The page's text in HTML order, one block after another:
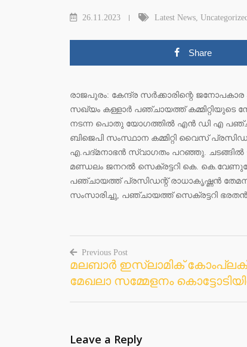
26.11.2023 Latest News,
Share
രാജപുരം: കേന്ദ്ര സർക്കാരിന്റെ
സഖ്യം കള്ളാർ പഞ്ചായത്ത് കമ്മിറ്റിയുടെ
നടന്ന പൊതു യോഗത്തിൽ എൻ ഡി എ
ബിജെപി സംസ്ഥാന കമ്മിറ്റി വൈസ്
എ.പദ്മനാഭൻ സ്വാഗതം പറഞ്ഞു. ചടങ്ങിൽ
മണ്ഡലം ജനറൽ സെക്രട്ടറി കെ.
പഞ്ചായത്ത് പ്രസിഡന്റ്‌ രാധാകൃഷ്ണൻ
സംസാരിച്ചു, പഞ്ചായത്ത് സെക്രട്ടറി
Post
navigation
Previous Post
മലബാർ ഇസ്ലാമിക്
മേഖലാ സമ്മേളനം
Leave a Reply